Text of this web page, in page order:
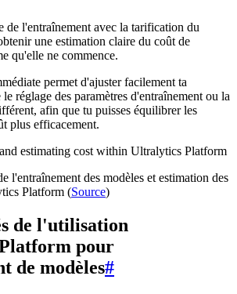
de l'entraînement avec la tarification du
une estimation claire du coût de
qu'elle ne commence.
permet d'ajuster facilement ta
réglage des paramètres d'entraînement ou la
afin que tu puisses équilibrer les
plus efficacement.
l'entraînement des modèles et estimation des
Platform (Source)
de l'utilisation
pour
de modèles#